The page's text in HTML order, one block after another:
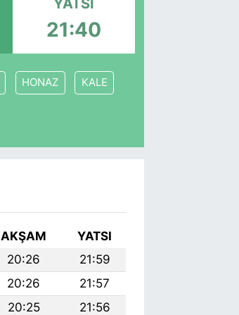
YATSI
21:40
HONAZ KALE
AKŞAM
YATSI
20:26
21:59
20:26
21:57
20:25
21:56